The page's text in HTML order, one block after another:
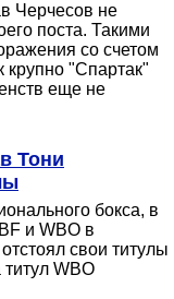
Черчесов не
поста. Такими
со счетом
"Спартак"
еще не
Тони
бокса, в
и WBO в
свои титулы
WBO